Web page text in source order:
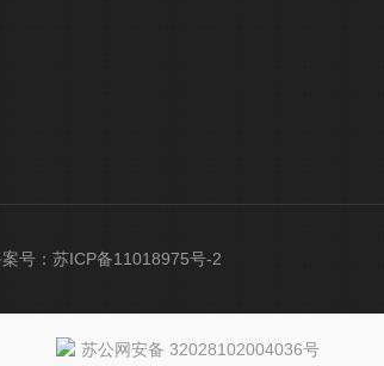
号：苏ICP备11018975号-2
苏公网安备 32028102004036号